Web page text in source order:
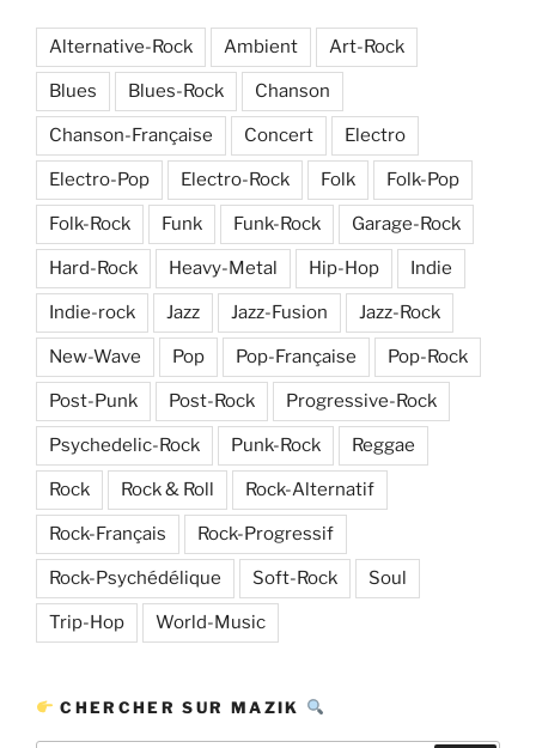
Alternative-Rock Ambient Art-Rock
Blues Blues-Rock Chanson
Chanson-Française Concert Electro
Electro-Pop Electro-Rock Folk Folk-Pop
Folk-Rock Funk Funk-Rock Garage-Rock
Hard-Rock Heavy-Metal Hip-Hop Indie
Indie-rock Jazz Jazz-Fusion Jazz-Rock
New-Wave Pop Pop-Française Pop-Rock
Post-Punk Post-Rock Progressive-Rock
Psychedelic-Rock Punk-Rock Reggae
Rock Rock & Roll Rock-Alternatif
Rock-Français Rock-Progressif
Rock-Psychédélique Soft-Rock Soul
Trip-Hop World-Music
CHERCHER SUR MAZIK